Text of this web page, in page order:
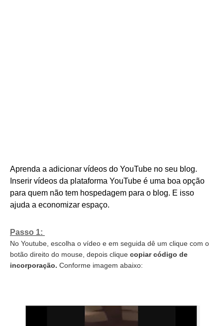
Aprenda a adicionar vídeos do YouTube no seu blog.
Inserir vídeos da plataforma YouTube é uma boa opção
para quem não tem hospedagem para o blog. E isso
ajuda a economizar espaço.
Passo 1:
No Youtube, escolha o vídeo e em seguida dê um clique com o
botão direito do mouse, depois clique copiar código de
incorporação. Conforme imagem abaixo: